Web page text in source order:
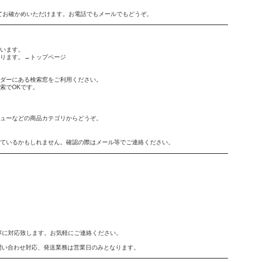
確かめいただけます。お電話でもメールでもどうぞ。
ます。
ます。
→トップページ
ーにある検索窓をご利用ください。
でOKです。
ーなどの商品カテゴリからどうぞ。
るかもしれません。確認の際はメール等でご連絡ください。
応致します。お気軽にご連絡ください。
合わせ対応、発送業務は営業日のみとなります。